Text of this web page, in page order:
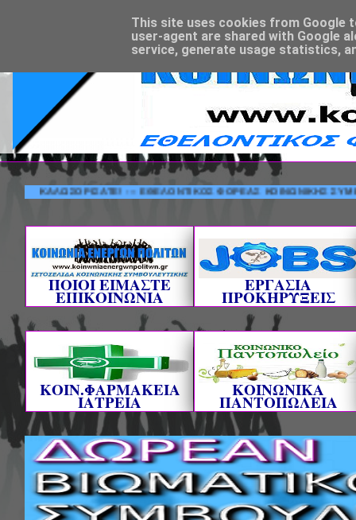
ΚΑΛΩΣΟΡΙΣΑΤΕ! --- ΕΘΕΛΟΝΤΙΚΟΣ ΦΟΡΕΑΣ ΚΟΙΝΩΝΙΚΗΣ
ΠΟΙΟΙ ΕΙΜΑΣΤΕ
ΕΠΙΚΟΙΝΩΝΙΑ
ΕΡΓΑΣΙΑ
ΠΡΟΚΗΡΥΞΕΙΣ
ΚΟΙΝ.ΦΑΡΜΑΚΕΙΑ
ΙΑΤΡΕΙΑ
ΚΟΙΝΩΝΙΚΑ
ΠΑΝΤΟΠΩΛΕΙΑ
This site uses cookies from Google
user-agent are shared with Google
service, generate usage statistics,